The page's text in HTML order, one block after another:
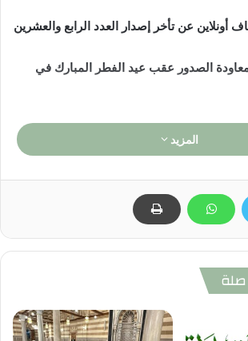
أونلاين عن تأخر إصدار العدد الرابع والعشرين
بمعاودة الصدور عقب عيد الفطر المبارك في
المزيد